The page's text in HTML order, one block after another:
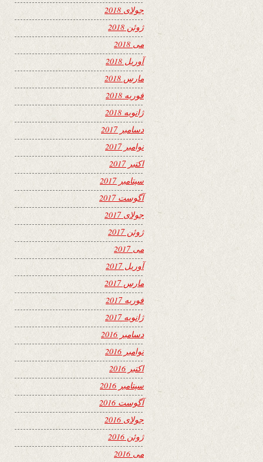
جولای 2018
ژوئن 2018
می 2018
آوریل 2018
مارس 2018
فوریه 2018
ژانویه 2018
دسامبر 2017
نوامبر 2017
اکتبر 2017
سپتامبر 2017
آگوست 2017
جولای 2017
ژوئن 2017
می 2017
آوریل 2017
مارس 2017
فوریه 2017
ژانویه 2017
دسامبر 2016
نوامبر 2016
اکتبر 2016
سپتامبر 2016
آگوست 2016
جولای 2016
ژوئن 2016
می 2016